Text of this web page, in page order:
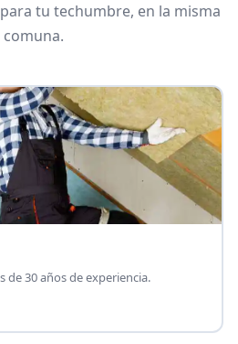
tu techumbre, en la misma
comuna.
de 30 años de experiencia.